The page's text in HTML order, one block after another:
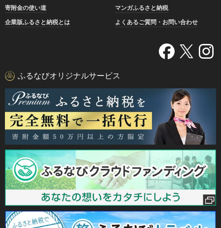
寄附金の使い道
マンガふるさと納税
企業版ふるさと納税とは
よくあるご質問・お問い合わせ
ふるなびオリジナルサービス